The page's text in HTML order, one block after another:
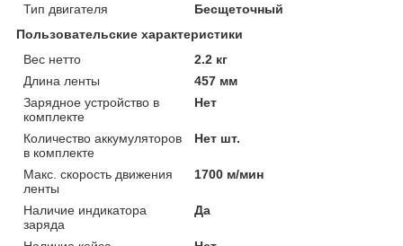
Тип двигателя
Бесщеточный
Пользовательские характеристики
Вес нетто
2.2 кг
Длина ленты
457 мм
Зарядное устройство в
комплекте
Нет
Количество аккумуляторов
в комплекте
Нет шт.
Макс. скорость движения
ленты
1700 м/мин
Наличие индикатора
заряда
Да